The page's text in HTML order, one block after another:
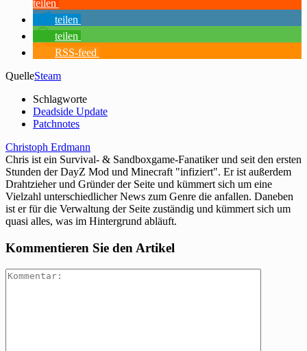
teilen
teilen
teilen
RSS-feed
QuelleSteam
Schlagworte
Deadside Update
Patchnotes
Christoph Erdmann
Chris ist ein Survival- & Sandboxgame-Fanatiker und seit den ersten
Stunden der DayZ Mod und Minecraft "infiziert". Er ist außerdem
Drahtzieher und Gründer der Seite und kümmert sich um eine
Vielzahl unterschiedlicher News zum Genre die anfallen. Daneben
ist er für die Verwaltung der Seite zuständig und kümmert sich um
quasi alles, was im Hintergrund abläuft.
Kommentieren Sie den Artikel